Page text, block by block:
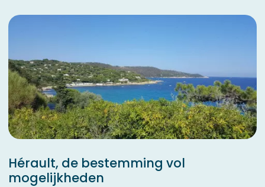
Hérault, de bestemming vol
mogelijkheden